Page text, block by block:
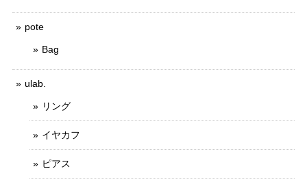
pote
Bag
ulab.
リング
イヤカフ
ピアス